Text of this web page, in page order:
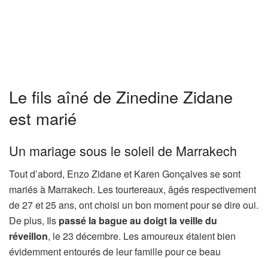
Le fils aîné de Zinedine Zidane
est marié
Un mariage sous le soleil de Marrakech
Tout d’abord, Enzo Zidane et Karen Gonçalves se sont
mariés à Marrakech. Les tourtereaux, âgés respectivement
de 27 et 25 ans, ont choisi un bon moment pour se dire oui.
De plus, Ils passé la bague au doigt la veille du
réveillon, le 23 décembre. Les amoureux étaient bien
évidemment entourés de leur famille pour ce beau